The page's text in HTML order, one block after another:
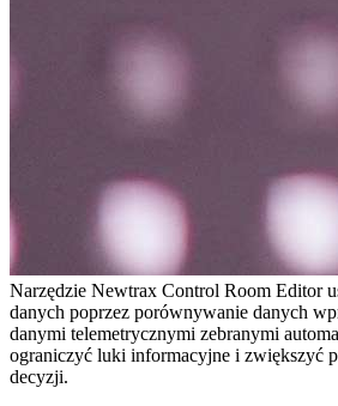
Narzędzie Newtrax Control Room Editor
danych poprzez porównywanie danych
danymi telemetrycznymi zebranymi
ograniczyć luki informacyjne i zwiększyć
decyzji.